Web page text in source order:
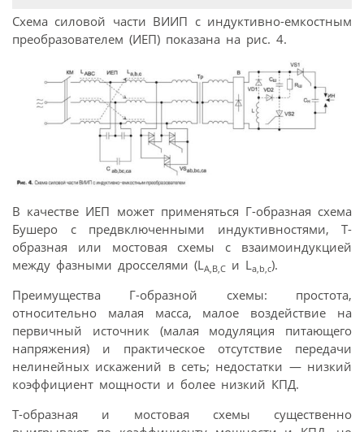
Схема силовой части ВИИП с индуктивно-емкостным
преобразователем (ИЕП) показана на рис. 4.
В качестве ИЕП может применяться Г-образная схема
Бушеро с предвключенными индуктивностями, Т-
образная или мостовая схемы с взаимоиндукцией
между фазными дросселями (LА,B,С и La,b,c).
Преимущества Г-образной схемы: простота,
относительно малая масса, малое воздействие на
первичный источник (малая модуляция питающего
напряжения) и практическое отсутствие передачи
нелинейных искажений в сеть; недостатки — низкий
коэффициент мощности и более низкий КПД.
Т-образная и мостовая схемы существенно